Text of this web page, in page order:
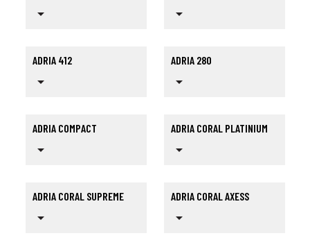
arrow_drop_down arrow_drop_down
ADRIA 412
arrow_drop_down
ADRIA 280
arrow_drop_down
ADRIA COMPACT
arrow_drop_down
ADRIA CORAL PLATINIUM
arrow_drop_down
ADRIA CORAL SUPREME
arrow_drop_down
ADRIA CORAL AXESS
arrow_drop_down